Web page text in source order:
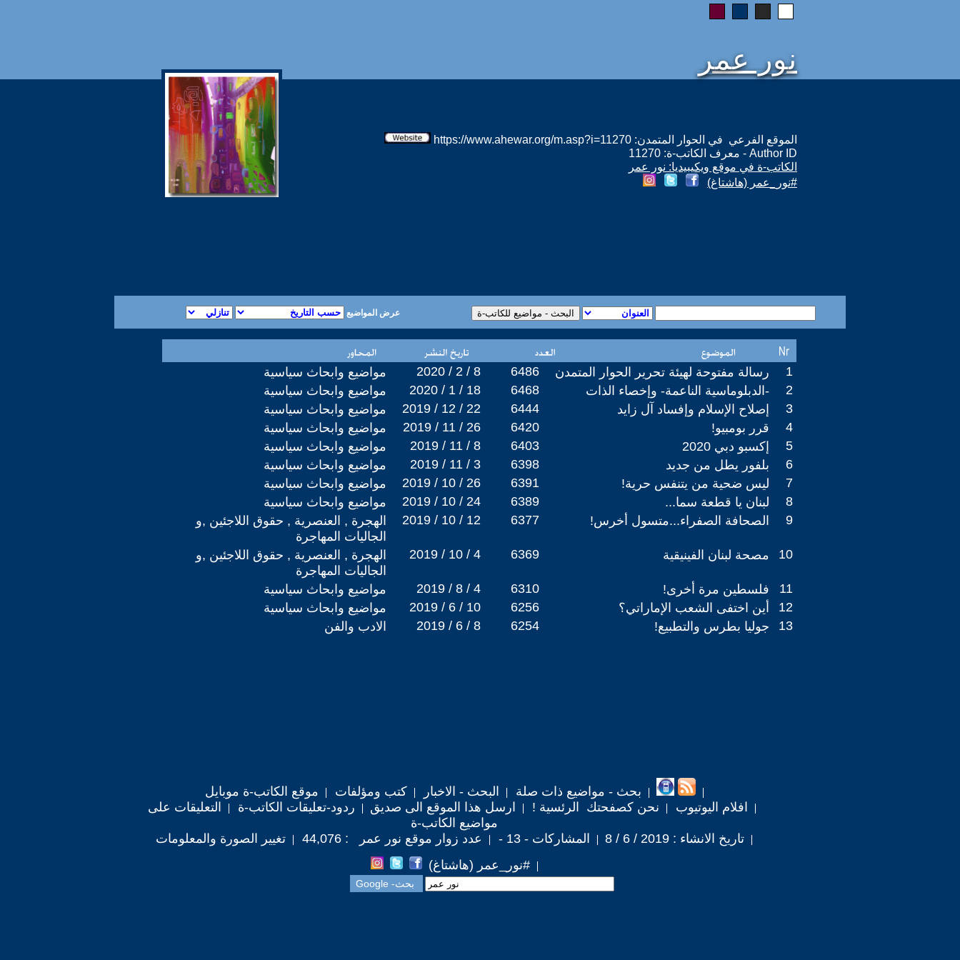
نور عمر
الموقع الفرعي في الحوار المتمدن: https://www.ahewar.org/m.asp?i=11270
Author ID - معرف الكاتب-ة: 11270
الكاتب-ة في موقع ويكيبيديا: نور عمر
#نور_عمر (هاشتاغ)
عرض المواضيع
مواضيع وابحاث سياسية 2020 / 2 / 8 6486 رسالة مفتوحة لهيئة تحرير الحوار المتمدن
1
مواضيع وابحاث سياسية
2020 / 1 / 18 6468 -الدبلوماسية الناعمة- وإخصاء الذات
2
مواضيع وابحاث سياسية
2019 / 12 / 22 6444 إصلاح الإسلام وإفساد آل زايد
3
مواضيع وابحاث سياسية
2019 / 11 / 26 6420 قرر بومبيو!
4
مواضيع وابحاث سياسية
2019 / 11 / 8 6403 إكسبو دبي 2020
5
مواضيع وابحاث سياسية
2019 / 11 / 3 6398 بلفور يطل من جديد
6
مواضيع وابحاث سياسية
2019 / 10 / 26 6391 ليس ضحية من يتنفس حرية!
7
مواضيع وابحاث سياسية
2019 / 10 / 24 6389 لبنان يا قطعة سما...
8
الهجرة , العنصرية , حقوق اللاجئين ,و
الجاليات المهاجرة
2019 / 10 / 12 6377 الصحافة الصفراء...متسول أخرس! 9
الهجرة , العنصرية , حقوق اللاجئين ,و
الجاليات المهاجرة
2019 / 10 / 4 6369 مصحة لبنان الفينيقية 10
مواضيع وابحاث سياسية 2019 / 8 / 4 6310 فلسطين مرة أخرى!
11
مواضيع وابحاث سياسية
2019 / 6 / 10 6256 أين اختفى الشعب الإماراتي؟
12
الادب والفن
2019 / 6 / 8 6254 جوليا بطرس والتطبيع! 13
بحث - مواضيع ذات صلة البحث - الاخبار كتب ومؤلفات
موقع الكاتب-ة موبايل
افلام اليوتيوب
نحن كصفحتك الرئسية ! ارسل هذا الموقع الى صديق ردود-تعليقات الكاتب-ة
التعليقات على
مواضيع الكاتب-ة
تاريخ الانشاء : 2019 / 6 / 8
المشاركات - 13 - عدد زوار موقع نور عمر : 44,076
تغيير الصورة والمعلومات
#نور_عمر (هاشتاغ)